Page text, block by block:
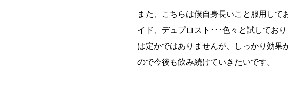
また、こちらは僕自身長いこと服用し
イド、デュプロスト･･･色々と試してお
は定かではありませんが、しっかり効果
ので今後も飲み続けていきたいです。